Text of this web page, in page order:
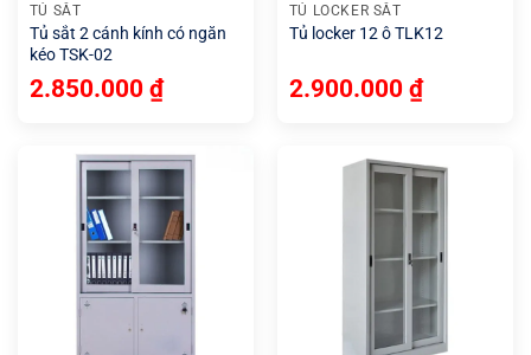
TỦ SẮT
Tủ sắt 2 cánh kính có ngăn
kéo TSK-02
2.850.000 ₫
TỦ LOCKER SẮT
Tủ locker 12 ô TLK12
2.900.000 ₫